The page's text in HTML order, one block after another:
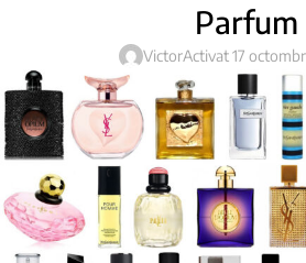
Parfum
VictorActivat 17